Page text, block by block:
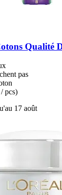
Qualité
pas
pcs)
17 août